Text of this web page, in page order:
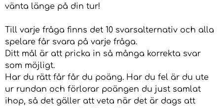
vänta länge på din tur!
Till varje fråga finns det 10 svarsalternativ och alla
spelare får svara på varje fråga.
Ditt mål är att pricka in så många korrekta svar
som möjligt.
Har du rätt får får du poäng. Har du fel är du ute
ur rundan och förlorar poängen du just samlat
ihop, så det gäller att veta när det är dags att